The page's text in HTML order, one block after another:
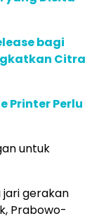
bagi
Citra
Printer Perlu
untuk
jari gerakan
Prabowo-